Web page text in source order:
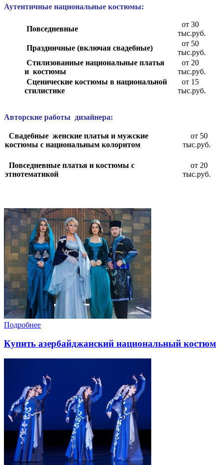
Аутентичные национальные костюмы:
Повседневные
от 30
тыс.руб.
Праздничные (включая свадебные)
от 50
тыс.руб.
Стилизованные национальные платья
и костюмы
от 20
тыс.руб.
Сценические костюмы в национальной
стилистике
от 15
тыс.руб.
Авторские работы дизайнера:
Свадебные женские платья и мужские
костюмы с национальным колоритом
от 50
тыс.руб.
Повседневные платья и костюмы с
этнотематикой
от 20
тыс.руб.
Подробнее
Купить азербайджанский национальный костюм